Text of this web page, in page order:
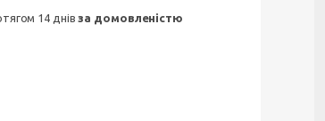
14 днівза домовленістю